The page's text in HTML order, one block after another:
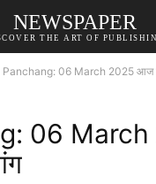
NEWSPAPER
THE ART OF
Panchang: 06 March 2025 आज
06